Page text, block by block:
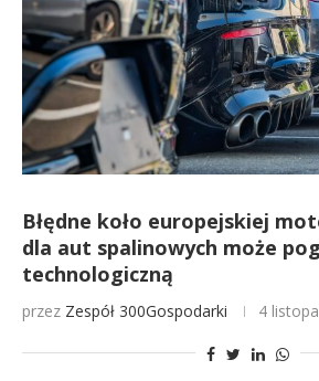
Błędne koło europejskiej
dla aut spalinowych może
technologiczną
przez Zespół 300Gospodarki 4